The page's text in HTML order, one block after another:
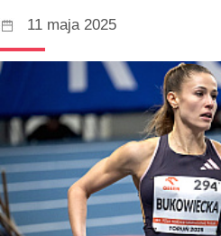
11 maja 2025